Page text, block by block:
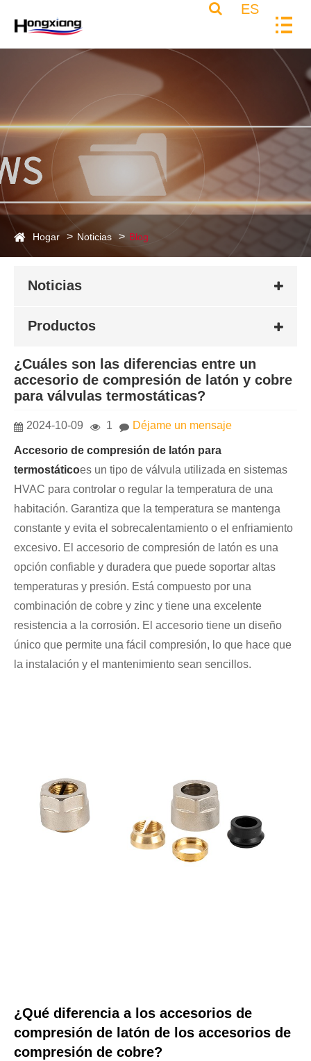
ES
Hogar Noticias Blog
Noticias
Productos
¿Cuáles son las diferencias entre un
accesorio de compresión de latón y cobre
para válvulas termostáticas?
2024-10-09 1 Déjame un mensaje
Accesorio de compresión de latón para
termostáticoes un tipo de válvula utilizada en sistemas
HVAC para controlar o regular la temperatura de una
habitación. Garantiza que la temperatura se mantenga
constante y evita el sobrecalentamiento o el enfriamiento
excesivo. El accesorio de compresión de latón es una
opción confiable y duradera que puede soportar altas
temperaturas y presión. Está compuesto por una
combinación de cobre y zinc y tiene una excelente
resistencia a la corrosión. El accesorio tiene un diseño
único que permite una fácil compresión, lo que hace que
la instalación y el mantenimiento sean sencillos.
¿Qué diferencia a los accesorios de
compresión de latón de los accesorios de
compresión de cobre?